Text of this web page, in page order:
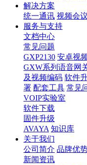
解决方案
统一通讯 视频会议
服务与支持
文档中心
常见问题
GXP2130 安卓视
GXW系列语音网
及视频编码 软件
署 配套工具 常见
VOIP实验室
软件下载
固件升级
AVAYA 知识库
关于我们
公司简介 品牌优
新闻资讯